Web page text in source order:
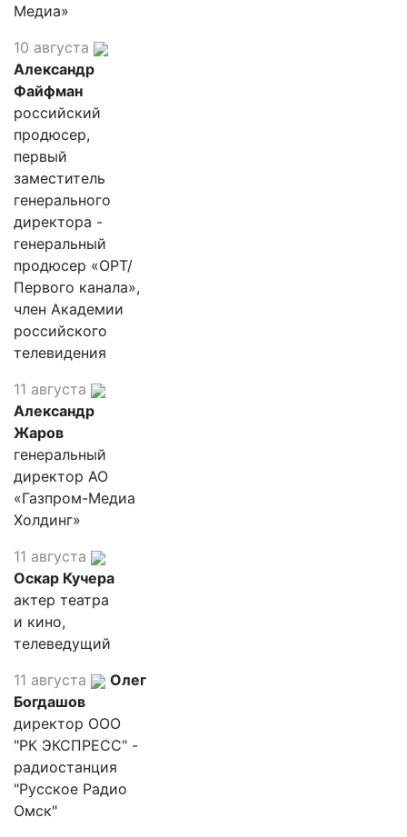
Медиа»
10 августа
Александр
Файфман
российский
продюсер,
первый
заместитель
генерального
директора -
генеральный
продюсер «ОРТ/
Первого канала»,
член Академии
российского
телевидения
11 августа
Александр
Жаров
генеральный
директор АО
«Газпром-Медиа
Холдинг»
11 августа
Оскар Кучера
актер театра
и кино,
телеведущий
11 августа
Олег
Богдашов
директор ООО
"РК ЭКСПРЕСС" -
радиостанция
"Русское Радио
Омск"